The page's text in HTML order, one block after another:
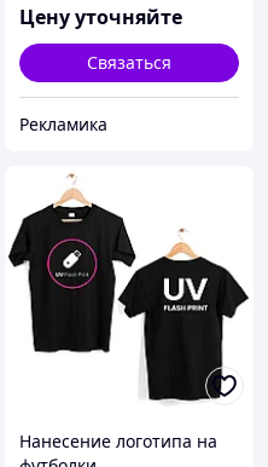
Цену уточняйте
Связаться
Рекламика
Нанесение логотипа на